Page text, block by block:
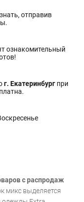
отправив
ознакомительный
г. Екатеринбург при
с распродаж
микс выделяется